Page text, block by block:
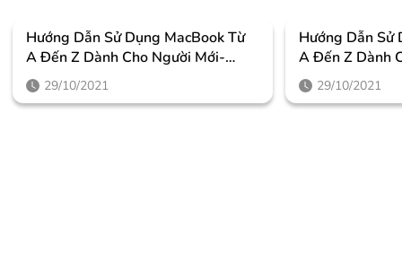
Hướng Dẫn Sử Dụng MacBook Từ
A Đến Z Dành Cho Người Mới-
Phần 2
29/10/2021
Hướng Dẫn Sử
A Đến Z Dành
Phần 1
29/10/2021